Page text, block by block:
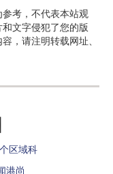
参考，不代表本站观
文字侵犯了您的版
，请注明转载网址、
区域科
港尚